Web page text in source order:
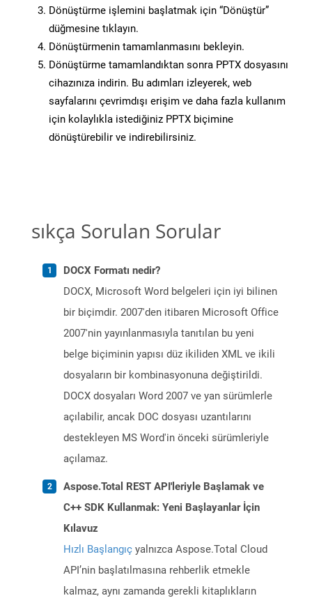
Dönüştürme işlemini başlatmak için “Dönüştür”
düğmesine tıklayın.
Dönüştürmenin tamamlanmasını bekleyin.
Dönüştürme tamamlandıktan sonra PPTX dosyasını
cihazınıza indirin. Bu adımları izleyerek, web
sayfalarını çevrimdışı erişim ve daha fazla kullanım
için kolaylıkla istediğiniz PPTX biçimine
dönüştürebilir ve indirebilirsiniz.
sıkça Sorulan Sorular
DOCX Formatı nedir?
DOCX, Microsoft Word belgeleri için iyi bilinen
bir biçimdir. 2007'den itibaren Microsoft Office
2007'nin yayınlanmasıyla tanıtılan bu yeni
belge biçiminin yapısı düz ikiliden XML ve ikili
dosyaların bir kombinasyonuna değiştirildi.
DOCX dosyaları Word 2007 ve yan sürümlerle
açılabilir, ancak DOC dosyası uzantılarını
destekleyen MS Word'in önceki sürümleriyle
açılamaz.
Aspose.Total REST API'leriyle Başlamak ve
C++ SDK Kullanmak: Yeni Başlayanlar İçin
Kılavuz
Hızlı Başlangıç yalnızca Aspose.Total Cloud
API’nin başlatılmasına rehberlik etmekle
kalmaz, aynı zamanda gerekli kitaplıkların